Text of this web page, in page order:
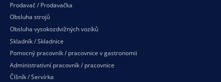
Prodavač / Prodavačka
Obsluha strojů
Obsluha vysokozdvižných vozíků
Skladník / Skladnice
Pomocný pracovník / pracovnice v gastronomii
Administrativní pracovník / pracovnice
Číšník / Servírka